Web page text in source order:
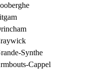
Synthe
Cappel